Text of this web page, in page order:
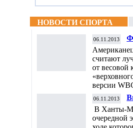
НОВОСТИ СПОРТА
06.11.2013
считают
от весовой
версии
06.11.2013
В Ханты-
очередной